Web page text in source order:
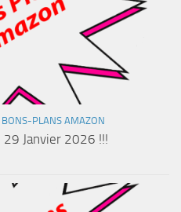
BONS-PLANS AMAZON
29 Janvier 2026 !!!